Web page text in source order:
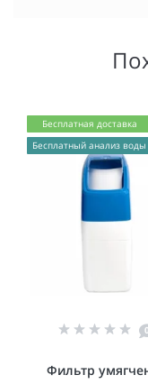
Бесплатная доставка
Бесплатный анализ воды
0
Фильтр